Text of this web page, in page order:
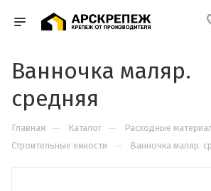
Ванночка маляр.
средняя
Главная — Каталог — Расходные
Строительные емкости — Ванночка маляр.